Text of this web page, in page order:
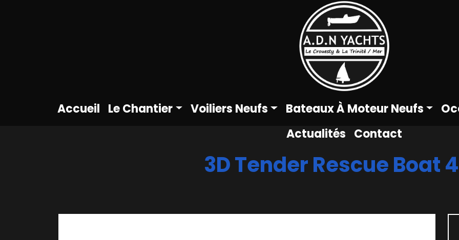
Accueil Le Chantier Voiliers Neufs Bateaux À Moteur Neufs
Actualités Contact
3D Tender Rescue Boat